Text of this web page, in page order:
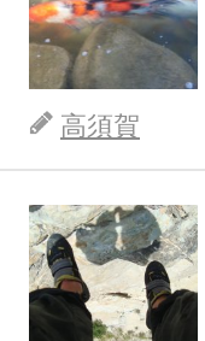
高須賀